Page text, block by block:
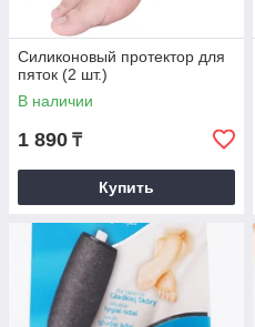
Силиконовый протектор для
пяток (2 шт.)
В наличии
1 890 ₸
Купить